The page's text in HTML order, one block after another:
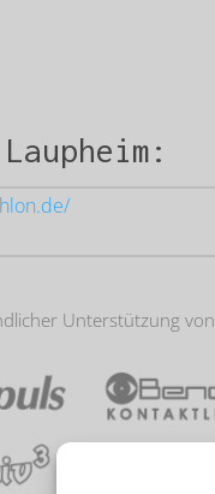
Unterstützung von